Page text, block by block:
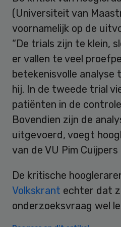
(Universiteit van
voornamelijk op de
“De trials zijn te klein,
er vallen te veel
betekenisvolle analyse
hij. In de tweede trial
patiënten in de
Bovendien zijn de
uitgevoerd, voegt
van de VU Pim
De kritische
Volkskrant echter dat
onderzoeksvraag wel